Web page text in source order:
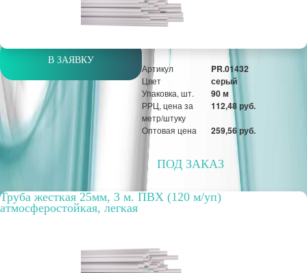
В ЗАЯВКУ
Артикул PR.01432
Цвет серый
Упаковка, шт. 90 м
РРЦ, цена за
метр/штуку
112,48 руб.
Оптовая цена 259,56 руб.
ПОД ЗАКАЗ
Труба жесткая 25мм, 3 м. ПВХ (120 м/уп)
атмосферостойкая, легкая